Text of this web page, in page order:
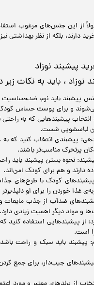
از این جنس‌های مرغوب
خرید دارند، بلکه از نظر
پیشبند نوزاد
پیشبند باید نرم، ضدحساسیت
و برای پوست حساس
پیشبندهایی که به
لباسشویی شست.
پیشبندی انتخاب کنید که
پرتحرک مناسب‌تر باشند.
نحوه بستن پیشبند باید
دارند و هم برای کودک امن‌اند.
کودک با طرح‌های جذاب
غذا خوردن را برای او دلپذیرتر
ضدآب از جذب مایعات و
و مواد دیگر اهمیت زیادی دارد.
است.
پیشبند باید سبک و راحت
جیب‌دار، برای جمع